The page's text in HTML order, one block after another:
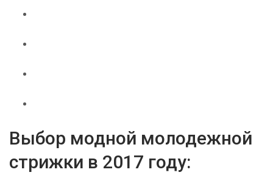
Выбор модной молодежной
стрижки в 2017 году: